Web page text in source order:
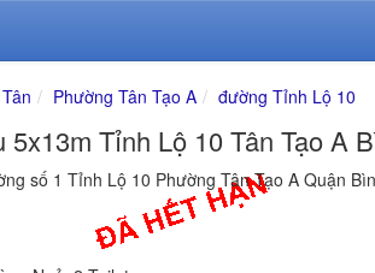
Phường Tân Tạo A đường Tỉnh Lộ 10
5x13m Tỉnh Lộ 10 Tân Tạo A
số 1 Tỉnh Lộ 10 Phường Tân Tạo A Quận